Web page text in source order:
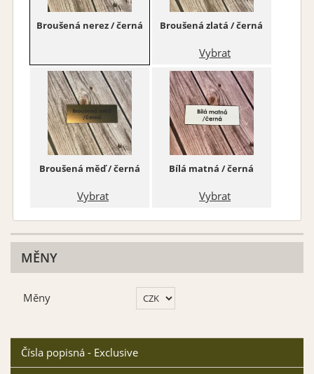
Font 07
Vybrat
Font 08
Vybrat
Font 09
Vybrat
Font 10
Vybrat
Broušená nerez / černá Broušená zlatá / černá
Vybrat
Broušená měď / černá
Vybrat
Bílá matná / černá
Vybrat
MĚNY
Měny
Čísla popisná - Exclusive